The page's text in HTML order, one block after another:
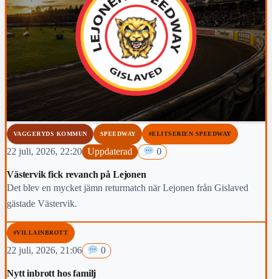
VAGGERYDS KOMMUN SPEEDWAY #ELITSERIEN SPEEDWAY
22 juli, 2026, 22:20 Uppdaterad 0
Västervik fick revanch på Lejonen
Det blev en mycket jämn returmatch när Lejonen från Gislaved
gästade Västervik.
#VILLAINBROTT
22 juli, 2026, 21:06 0
Nytt inbrott hos familj